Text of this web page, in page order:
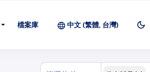
檔案庫 中文 (繁體, 台灣)